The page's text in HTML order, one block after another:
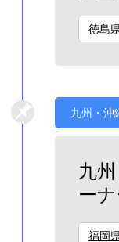
徳島
九州・沖
九
ー
福岡